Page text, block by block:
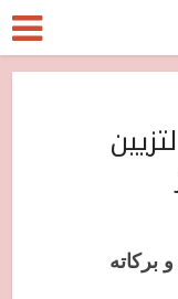
بركاته